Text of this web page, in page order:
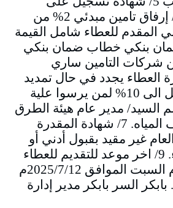
القيمة المضافة 6/ إرفاق تامين مبدئي 2% من
المقدم للعطاء شامل القيمة
بنكي خطاب ضمان بنكي
شركات التامين ساري
العطاء يجدد في حال تمديد
فترة العطاء ويكمل الى 10% لمن يرسوا علية
السيد/ مدير عام هيئة الطرق
والجسور ومصارف المياه. 7/ شهادة المقدرة
العام غير مقيد بقبول أدني أو
أعلى قيمة للعطاء. 9/ اخر موعد للتقديم للعطاء
وفتح الصندوق يوم السبت الموافق 2025/7/12م
بابكر السر بابكر مدير إدارة